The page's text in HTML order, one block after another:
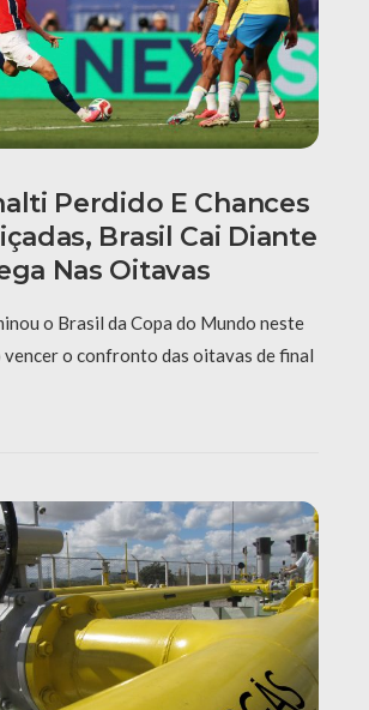
Perdido E Chances
Brasil Cai Diante
Nas Oitavas
o Brasil da Copa do Mundo neste
vencer o confronto das oitavas de final